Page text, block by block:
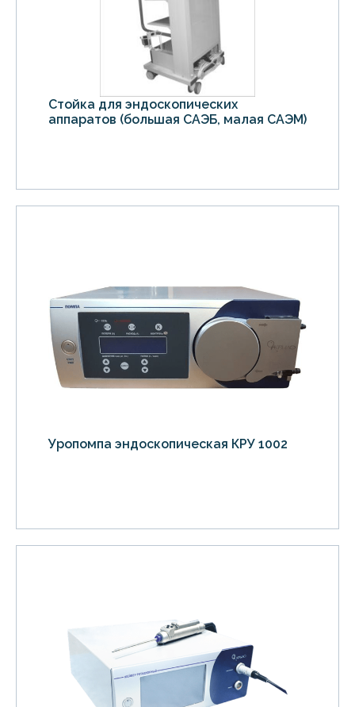
Стойка для эндоскопических
аппаратов (большая САЭБ, малая САЭМ)
Уропомпа эндоскопическая КРУ 1002